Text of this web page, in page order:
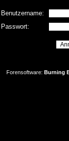
Benutzername:
Passwort:
Forensoftware: Burning